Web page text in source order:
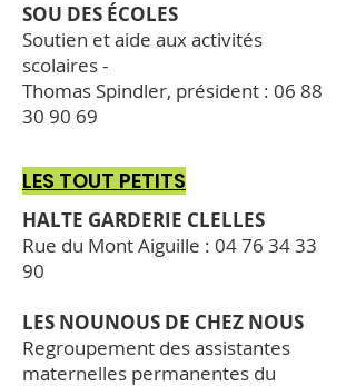
SOU DES ÉCOLES
Soutien et aide aux activités
scolaires -
Thomas Spindler, président : 06 88
30 90 69
LES TOUT PETITS
HALTE GARDERIE CLELLES
Rue du Mont Aiguille : 04 76 34 33
90
LES NOUNOUS DE CHEZ NOUS
Regroupement des assistantes
maternelles permanentes du